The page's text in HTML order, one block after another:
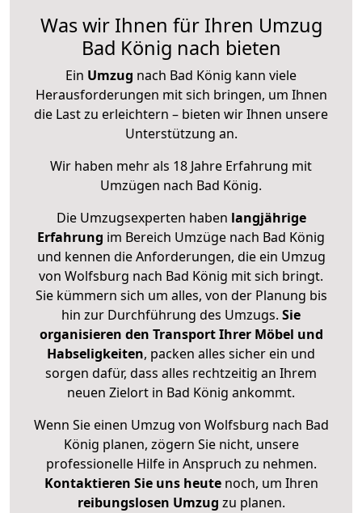
Was wir Ihnen für Ihren Umzug
Bad König nach bieten
Ein Umzug nach Bad König kann viele
Herausforderungen mit sich bringen, um Ihnen
die Last zu erleichtern – bieten wir Ihnen unsere
Unterstützung an.
Wir haben mehr als 18 Jahre Erfahrung mit
Umzügen nach Bad König.
Die Umzugsexperten haben langjährige
Erfahrung im Bereich Umzüge nach Bad König
und kennen die Anforderungen, die ein Umzug
von Wolfsburg nach Bad König mit sich bringt.
Sie kümmern sich um alles, von der Planung bis
hin zur Durchführung des Umzugs. Sie
organisieren den Transport Ihrer Möbel und
Habseligkeiten, packen alles sicher ein und
sorgen dafür, dass alles rechtzeitig an Ihrem
neuen Zielort in Bad König ankommt.
Wenn Sie einen Umzug von Wolfsburg nach Bad
König planen, zögern Sie nicht, unsere
professionelle Hilfe in Anspruch zu nehmen.
Kontaktieren Sie uns heutenoch, um Ihren
reibungslosen Umzug zu planen.